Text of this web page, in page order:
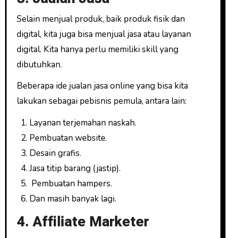
Selain menjual produk, baik produk fisik dan
digital, kita juga bisa menjual jasa atau layanan
digital. Kita hanya perlu memiliki skill yang
dibutuhkan.
Beberapa ide jualan jasa online yang bisa kita
lakukan sebagai pebisnis pemula, antara lain:
Layanan terjemahan naskah.
Pembuatan website.
Desain grafis.
Jasa titip barang (jastip).
Pembuatan hampers.
Dan masih banyak lagi.
4. Affiliate Marketer